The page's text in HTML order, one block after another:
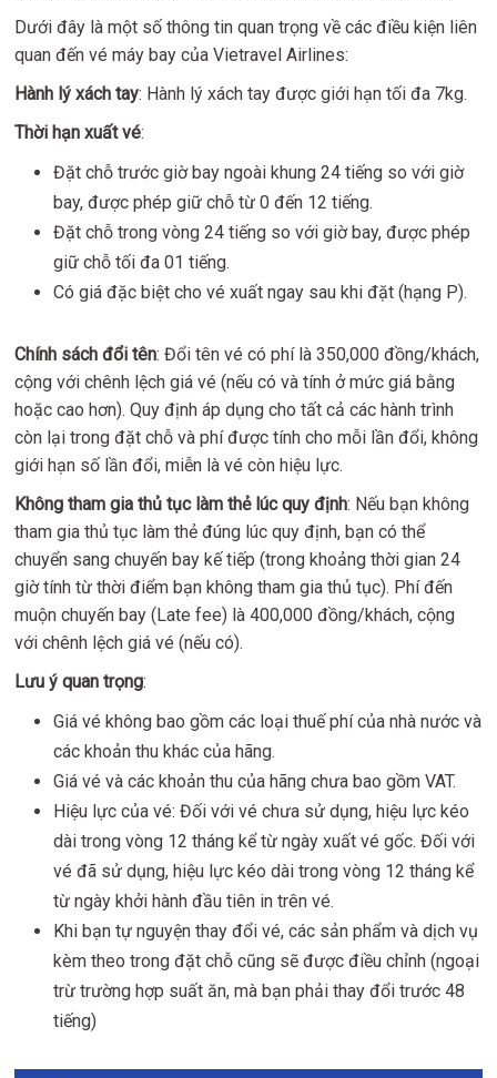
Dưới đây là một số thông tin quan trọng về các điều kiện liên
quan đến vé máy bay của Vietravel Airlines:
Hành lý xách tay: Hành lý xách tay được giới hạn tối đa 7kg.
Thời hạn xuất vé:
Đặt chỗ trước giờ bay ngoài khung 24 tiếng so với giờ
bay, được phép giữ chỗ từ 0 đến 12 tiếng.
Đặt chỗ trong vòng 24 tiếng so với giờ bay, được phép
giữ chỗ tối đa 01 tiếng.
Có giá đặc biệt cho vé xuất ngay sau khi đặt (hạng P).
Chính sách đổi tên: Đổi tên vé có phí là 350,000 đồng/khách,
cộng với chênh lệch giá vé (nếu có và tính ở mức giá bằng
hoặc cao hơn). Quy định áp dụng cho tất cả các hành trình
còn lại trong đặt chỗ và phí được tính cho mỗi lần đổi, không
giới hạn số lần đổi, miễn là vé còn hiệu lực.
Không tham gia thủ tục làm thẻ lúc quy định: Nếu bạn không
tham gia thủ tục làm thẻ đúng lúc quy định, bạn có thể
chuyển sang chuyến bay kế tiếp (trong khoảng thời gian 24
giờ tính từ thời điểm bạn không tham gia thủ tục). Phí đến
muộn chuyến bay (Late fee) là 400,000 đồng/khách, cộng
với chênh lệch giá vé (nếu có).
Lưu ý quan trọng:
Giá vé không bao gồm các loại thuế phí của nhà nước và
các khoản thu khác của hãng.
Giá vé và các khoản thu của hãng chưa bao gồm VAT.
Hiệu lực của vé: Đối với vé chưa sử dụng, hiệu lực kéo
dài trong vòng 12 tháng kể từ ngày xuất vé gốc. Đối với
vé đã sử dụng, hiệu lực kéo dài trong vòng 12 tháng kể
từ ngày khởi hành đầu tiên in trên vé.
Khi bạn tự nguyện thay đổi vé, các sản phẩm và dịch vụ
kèm theo trong đặt chỗ cũng sẽ được điều chỉnh (ngoại
trừ trường hợp suất ăn, mà bạn phải thay đổi trước 48
tiếng)